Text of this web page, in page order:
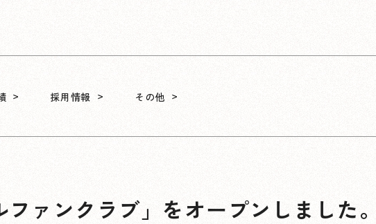
採用情報 その他
ファンクラブ」をオープンしました